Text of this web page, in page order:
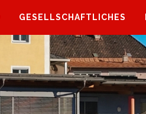
GESELLSCHAFTLICHES